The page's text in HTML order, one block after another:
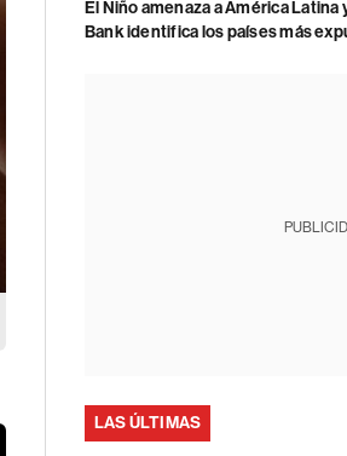
El Niño amenaza a América Latina
Bank identifica los países más
LAS ÚLTIMAS